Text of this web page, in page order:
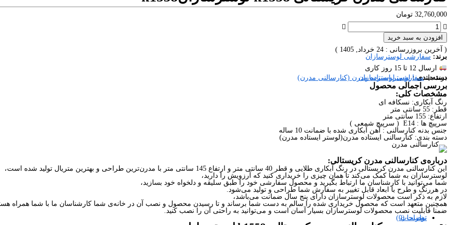
32,760,000 تومان
افزودن به سبد خرید
( آخرین بروزرسانی : 24 خرداد, 1405 )
برند:سفارشی لوسترسازان
ارسال 12 تا 15 روز کاری
دسته بندی :لوستر ایستاده مدرن (کنارسالنی مدرن) برند ها:سفارشی لوسترسازان
بررسی اجمالی محصول
مشخصات کلی:
رنگ آبکاری: نسکافه ای
قطر: 55 سانتی متر
ارتفاع: 155 سانتی متر
سرپیچ ها : E14 ( سرپیچ شمعی )
جنس بدنه کنارسالنی : آهن آبکاری شده با ضمانت 10 ساله
دسته بندی: کنارسالنی ایستاده مدرن(لوستر ایستاده مدرن)
درباره‌ی کنارسالنی مدرن کریستالی:
این کنارسالنی مدرن کریستالی در رنگ آبکاری طلایی و قطر 40 سانتی متر و ارتفاع 145 سانتی متر با مدرن‌ترین طراحی و بهترین متریال تولید شده است،
لوسترسازان به شما کمک می‌کند تا همان چیزی را خریداری کنید که آرزویش را دارید،
شما می‌توانید با کارشناسان ما ارتباط بگیرید و محصول سفارشی خود را طبق سلیقه و دلخواه خود بسازید،
در هررنگ و طرح با ابعاد قابل تغییر به سفارش شما طراحی و تولید می‌شود.
لازم به ذکر است محصولات لوسترسازان دارای پنج سال ضمانت می‌باشد،
همچنین متعهد است که محصول خریداری شده را سالم به دست شما برساند و تا رسیدن محصول و نصب آن در خانه‌ی شما کارشناسان ما با شما همراه
ضمنا قابلیت نصب محصولات لوسترسازان بسیار آسان است و می‌توانید به راحتی آن را نصب کنید.
توضیحات
نظرات (0)